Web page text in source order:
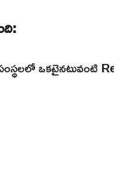
ఒకటైనటువంటి